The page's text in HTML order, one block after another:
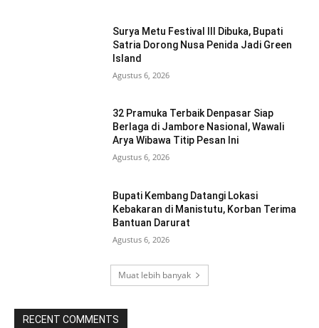
Surya Metu Festival III Dibuka, Bupati
Satria Dorong Nusa Penida Jadi Green
Island
Agustus 6, 2026
32 Pramuka Terbaik Denpasar Siap
Berlaga di Jambore Nasional, Wawali
Arya Wibawa Titip Pesan Ini
Agustus 6, 2026
Bupati Kembang Datangi Lokasi
Kebakaran di Manistutu, Korban Terima
Bantuan Darurat
Agustus 6, 2026
Muat lebih banyak
RECENT COMMENTS